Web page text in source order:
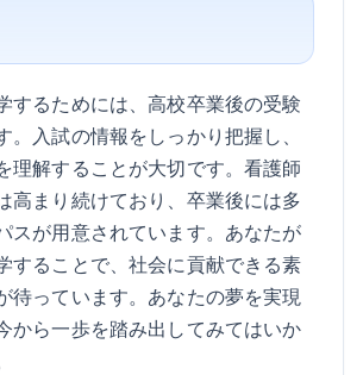
するためには、高校卒業後の受験
。入試の情報をしっかり把握し、
理解することが大切です。看護師
高まり続けており、卒業後には多
スが用意されています。あなたが
することで、社会に貢献できる素
待っています。あなたの夢を実現
から一歩を踏み出してみてはいか